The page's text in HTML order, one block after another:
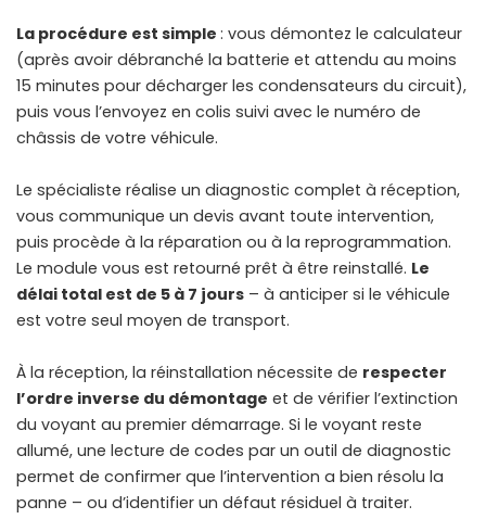
La procédure est simple : vous démontez le calculateur
(après avoir débranché la batterie et attendu au moins
15 minutes pour décharger les condensateurs du circuit),
puis vous l’envoyez en colis suivi avec le numéro de
châssis de votre véhicule.
Le spécialiste réalise un diagnostic complet à réception,
vous communique un devis avant toute intervention,
puis procède à la réparation ou à la reprogrammation.
Le module vous est retourné prêt à être reinstallé. Le
délai total est de 5 à 7 jours – à anticiper si le véhicule
est votre seul moyen de transport.
À la réception, la réinstallation nécessite de respecter
l’ordre inverse du démontage et de vérifier l’extinction
du voyant au premier démarrage. Si le voyant reste
allumé, une lecture de codes par un outil de diagnostic
permet de confirmer que l’intervention a bien résolu la
panne – ou d’identifier un défaut résiduel à traiter.